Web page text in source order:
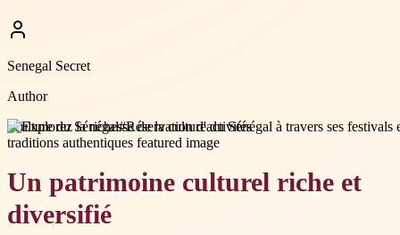
Senegal Secret
Author
#culture du Sénégal#Réservation d'activités
Un patrimoine culturel riche et
diversifié